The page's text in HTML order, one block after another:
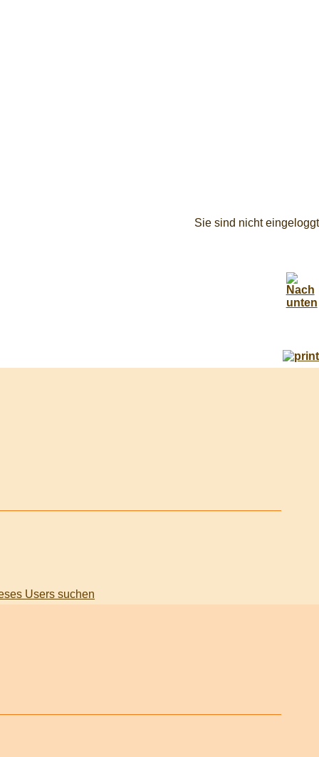
Sie sind nicht eingeloggt